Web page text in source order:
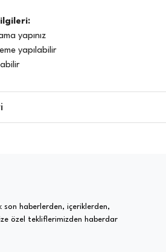
yapınız
yapılabilir
son haberlerden, içeriklerden,
özel tekliflerimizden haberdar